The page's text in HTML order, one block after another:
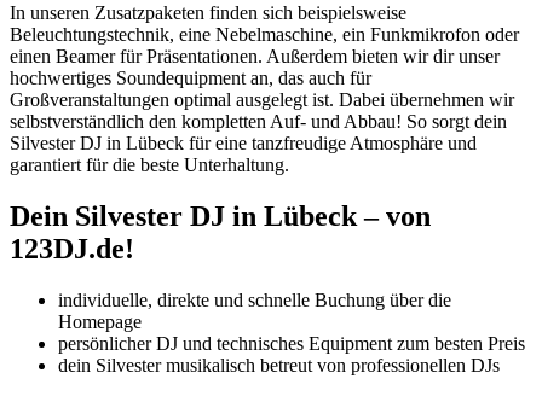
In unseren Zusatzpaketen finden sich beispielsweise
Beleuchtungstechnik, eine Nebelmaschine, ein Funkmikrofon oder
einen Beamer für Präsentationen. Außerdem bieten wir dir unser
hochwertiges Soundequipment an, das auch für
Großveranstaltungen optimal ausgelegt ist. Dabei übernehmen wir
selbstverständlich den kompletten Auf- und Abbau! So sorgt dein
Silvester DJ in Lübeck für eine tanzfreudige Atmosphäre und
garantiert für die beste Unterhaltung.
Dein Silvester DJ in Lübeck – von
123DJ.de!
individuelle, direkte und schnelle Buchung über die
Homepage
persönlicher DJ und technisches Equipment zum besten Preis
dein Silvester musikalisch betreut von professionellen DJs